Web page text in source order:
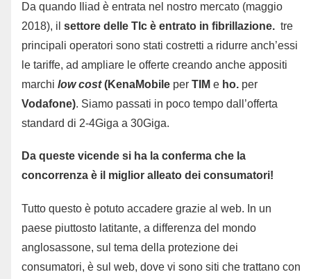
Da quando Iliad è entrata nel nostro mercato (maggio
2018), il settore delle Tlc è entrato in fibrillazione. tre
principali operatori sono stati costretti a ridurre anch’essi
le tariffe, ad ampliare le offerte creando anche appositi
marchi lowcost(KenaMobile per TIM e ho. per
Vodafone). Siamo passati in poco tempo dall’offerta
standard di 2-4Giga a 30Giga.
Da queste vicende si ha la conferma che la
concorrenza è il miglior alleato dei consumatori!
Tutto questo è potuto accadere grazie al web. In un
paese piuttosto latitante, a differenza del mondo
anglosassone, sul tema della protezione dei
consumatori, è sul web, dove vi sono siti che trattano con